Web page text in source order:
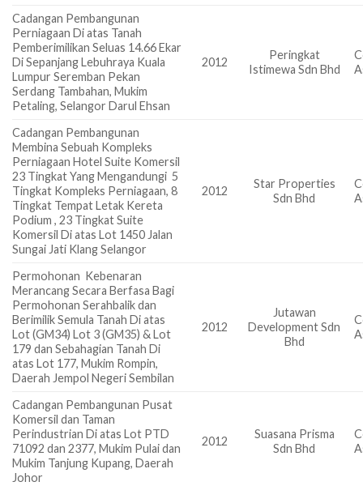
Cadangan Pembangunan
Perniagaan Di atas Tanah
Pemberimilikan Seluas 14.66 Ekar
Di Sepanjang Lebuhraya Kuala
Lumpur Seremban Pekan
Serdang Tambahan, Mukim
Petaling, Selangor Darul Ehsan
2012
Peringkat
Istimewa Sdn Bhd
Cadangan Pembangunan
Membina Sebuah Kompleks
Perniagaan Hotel Suite Komersil
23 Tingkat Yang Mengandungi 5
Tingkat Kompleks Perniagaan, 8
Tingkat Tempat Letak Kereta
Podium , 23 Tingkat Suite
Komersil Di atas Lot 1450 Jalan
Sungai Jati Klang Selangor
2012
Star Properties
Sdn Bhd
Permohonan Kebenaran
Merancang Secara Berfasa Bagi
Permohonan Serahbalik dan
Berimilik Semula Tanah Di atas
Lot (GM34) Lot 3 (GM35) & Lot
179 dan Sebahagian Tanah Di
atas Lot 177, Mukim Rompin,
Daerah Jempol Negeri Sembilan
2012
Jutawan
Development Sdn
Bhd
Cadangan Pembangunan Pusat
Komersil dan Taman
Perindustrian Di atas Lot PTD
71092 dan 2377, Mukim Pulai dan
Mukim Tanjung Kupang, Daerah
Johor
2012
Suasana Prisma
Sdn Bhd